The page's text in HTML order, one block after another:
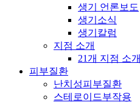
생기 언론보도
생기소식
생기칼럼
지점 소개
21개 지점 소개
피부질환
난치성피부질환
스테로이드부작용